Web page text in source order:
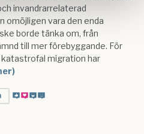
deras tjänster.
vi hanterar personuppgifter